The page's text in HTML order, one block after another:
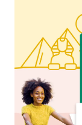
Porto et au
précédentes
Cooltour
que
gastronomique.